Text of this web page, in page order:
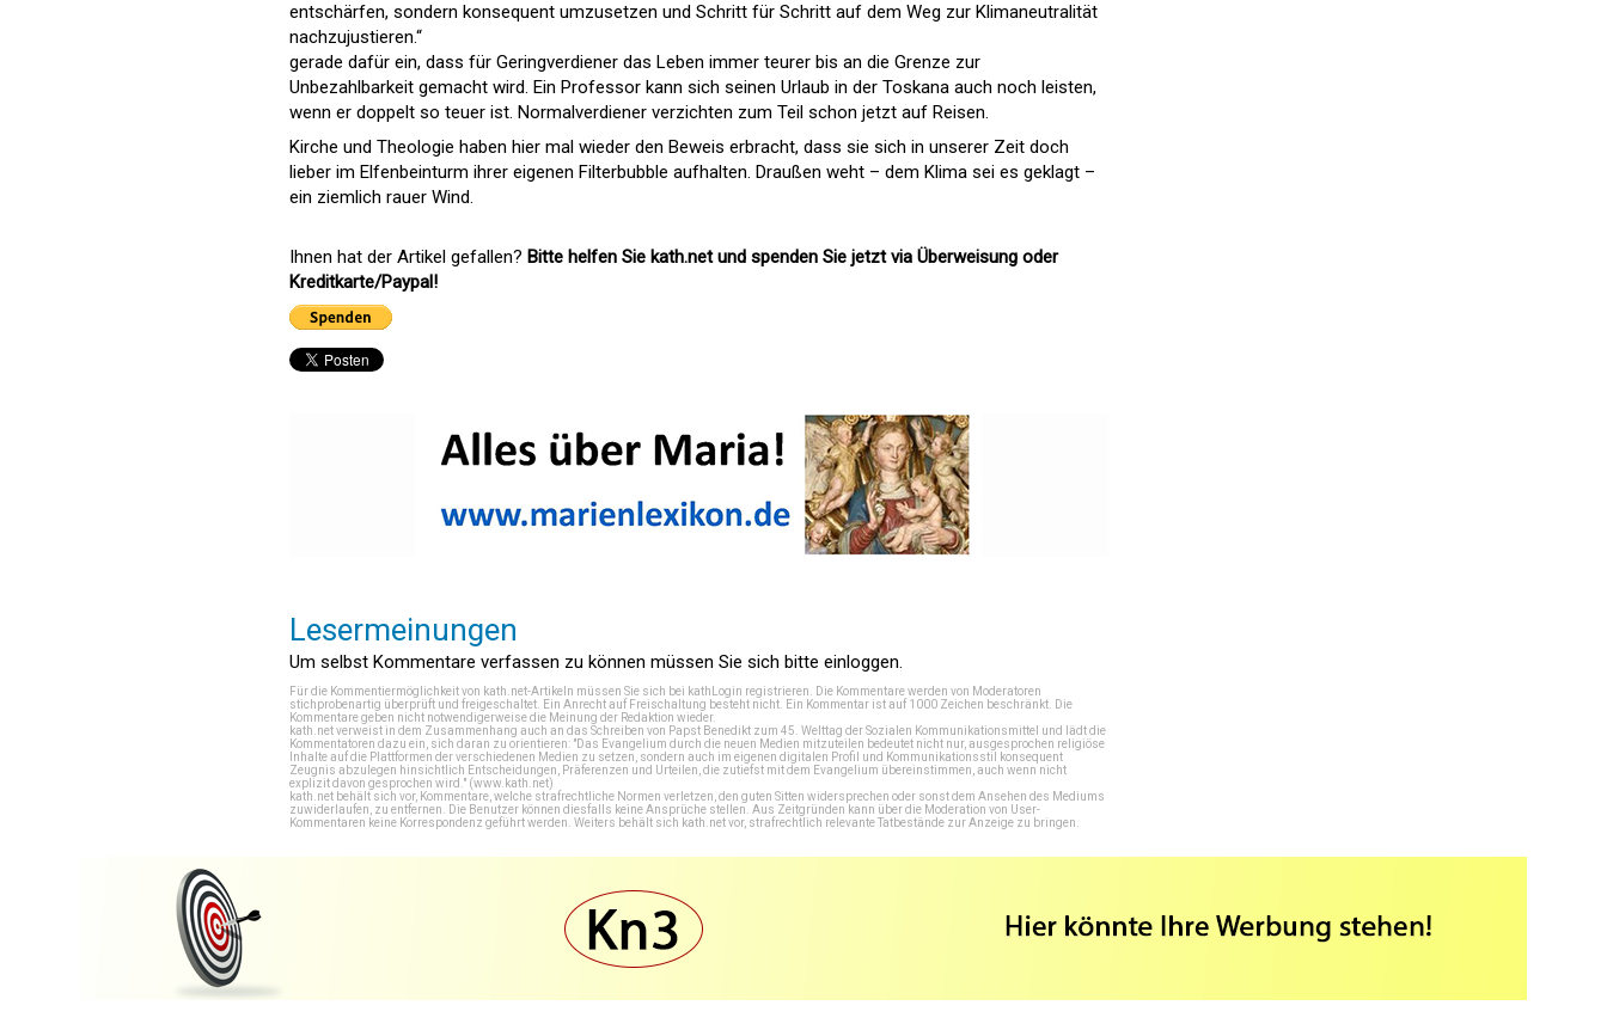
entschärfen, sondern konsequent umzusetzen und Schritt für Schritt auf dem Weg zur Klimaneutralität
nachzujustieren.“
gerade dafür ein, dass für Geringverdiener das Leben immer teurer bis an die Grenze zur
Unbezahlbarkeit gemacht wird. Ein Professor kann sich seinen Urlaub in der Toskana auch noch leisten,
wenn er doppelt so teuer ist. Normalverdiener verzichten zum Teil schon jetzt auf Reisen.
Kirche und Theologie haben hier mal wieder den Beweis erbracht, dass sie sich in unserer Zeit doch
lieber im Elfenbeinturm ihrer eigenen Filterbubble aufhalten. Draußen weht – dem Klima sei es geklagt –
ein ziemlich rauer Wind.
Ihnen hat der Artikel gefallen? Bitte helfen Sie kath.net und spenden Sie jetzt via Überweisung oder
Kreditkarte/Paypal!
Lesermeinungen
Um selbst Kommentare verfassen zu können müssen Sie sich bitte einloggen.
Für die Kommentiermöglichkeit von kath.net-Artikeln müssen Sie sich bei kathLogin registrieren . Die Kommentare werden von Moderatoren
stichprobenartig überprüft und freigeschaltet. Ein Anrecht auf Freischaltung besteht nicht. Ein Kommentar ist auf 1000 Zeichen beschränkt. Die
Kommentare geben nicht notwendigerweise die Meinung der Redaktion wieder.
kath.net verweist in dem Zusammenhang auch an das Schreiben von Papst Benedikt zum 45. Welttag der Sozialen Kommunikationsmittel und lädt die
Kommentatoren dazu ein, sich daran zu orientieren: "Das Evangelium durch die neuen Medien mitzuteilen bedeutet nicht nur, ausgesprochen religiöse
Inhalte auf die Plattformen der verschiedenen Medien zu setzen, sondern auch im eigenen digitalen Profil und Kommunikationsstil konsequent
Zeugnis abzulegen hinsichtlich Entscheidungen, Präferenzen und Urteilen, die zutiefst mit dem Evangelium übereinstimmen, auch wenn nicht
explizit davon gesprochen wird." (www.kath.net)
kath.net behält sich vor, Kommentare, welche strafrechtliche Normen verletzen, den guten Sitten widersprechen oder sonst dem Ansehen des Mediums
zuwiderlaufen, zu entfernen. Die Benutzer können diesfalls keine Ansprüche stellen. Aus Zeitgründen kann über die Moderation von User-
Kommentaren keine Korrespondenz geführt werden. Weiters behält sich kath.net vor, strafrechtlich relevante Tatbestände zur Anzeige zu bringen.